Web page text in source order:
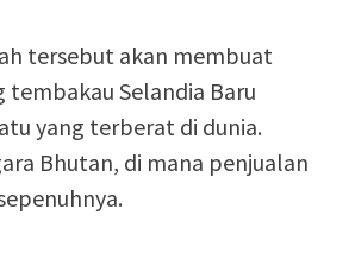
tersebut akan membuat
tembakau Selandia Baru
yang terberat di dunia.
Bhutan, di mana penjualan